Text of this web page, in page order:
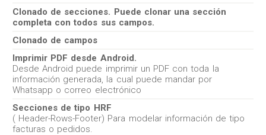
Clonado de secciones. Puede clonar una sección
completa con todos sus campos.
Clonado de campos
Imprimir PDF desde Android.
Desde Android puede imprimir un PDF con toda la
información generada, la cual puede mandar por
Whatsapp o correo electrónico
Secciones de tipo HRF
( Header-Rows-Footer) Para modelar información de tipo
facturas o pedidos.